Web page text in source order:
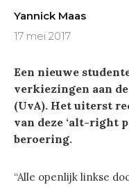
Yannick Maas
17 mei 2017
Een nieuwe
verkiezingen aan
(UvA). Het uiterst
van deze ‘alt-right
beroering.
“Alle openlijk linkse